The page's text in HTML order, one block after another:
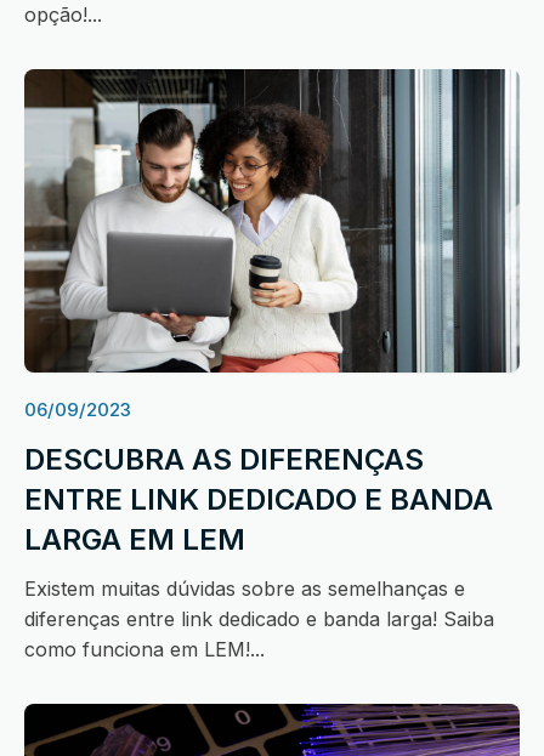
opção!...
06/09/2023
DESCUBRA AS DIFERENÇAS
ENTRE LINK DEDICADO E BANDA
LARGA EM LEM
Existem muitas dúvidas sobre as semelhanças e
diferenças entre link dedicado e banda larga! Saiba
como funciona em LEM!...